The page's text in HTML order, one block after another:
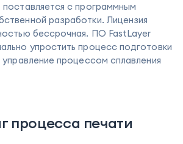
поставляется с программным
разработки. Лицензия
бессрочная. ПО FastLayer
упростить процесс подготовки
процессом сплавления
процесса печати